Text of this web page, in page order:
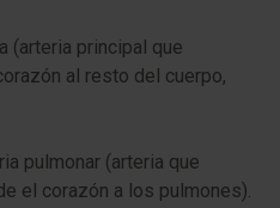
(arteria principal que
al resto del cuerpo,
pulmonar (arteria que
el corazón a los pulmones).